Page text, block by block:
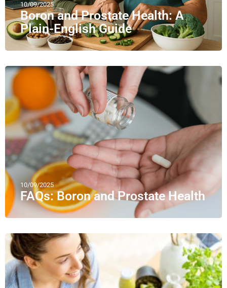
10/09/2025
Boron and Prostate Health: A
Plain-English Guide
10/09/2025
FAQs: Boron and Prostate Health